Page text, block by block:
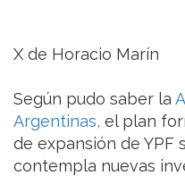
X de Horacio Marín
Según pudo saber la
Argentinas, el plan
de expansión de YPF
contempla nuevas